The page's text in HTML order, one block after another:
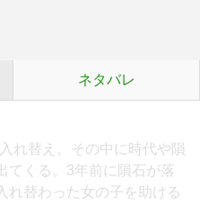
ネタバレ
れ替え。その中に時代や隕
てくる。3年前に隕石が落
れ替わった女の子を助ける